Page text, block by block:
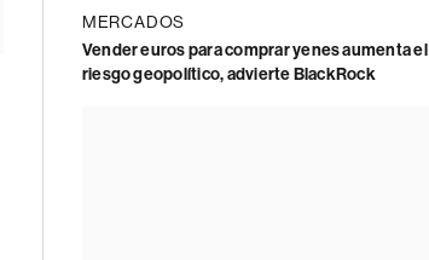
MERCADOS
Vender euros para comprar yenes aumenta el
riesgo geopolítico, advierte BlackRock